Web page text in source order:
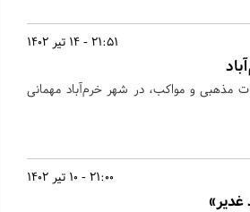
21:51 - 14 تیر 1402
مذهبی و مواکب، در شهر خرم‌آباد مهمانی
21:00 - 10 تیر 1402
غدیر»